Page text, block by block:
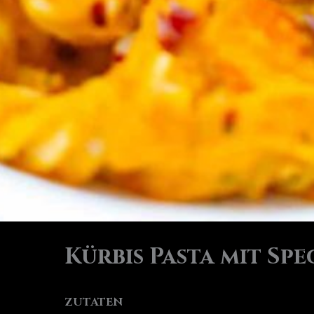
Kürbis Pasta mit
ZUTATEN